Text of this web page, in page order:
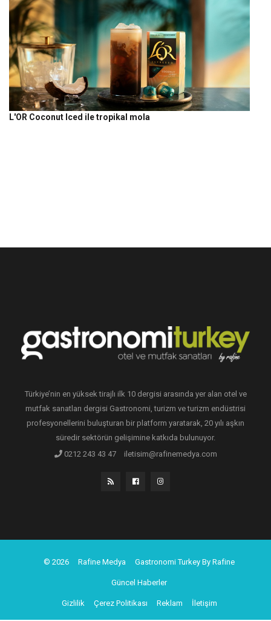
L'OR Coconut Iced ile tropikal mola
Türkiye’nin en yüksek tirajlı ilk 10 dergisi arasında yer alan otel ve
mutfak sanatları dergisi Gastronomi, turizm ve turizm endüstrisi
profesyonellerini buluşturan bir platform yaratarak, 20 yılı aşkın
süredir sektörün gelişimine katkıda bulunuyor.
0212 243 43 47
iletisim@rafinemedya.com
© 2026 Rafine Medya Gastronomi Turkey By Rafine
Güncel Haberler
Gizlilik Çerez Politikası Reklam İletişim